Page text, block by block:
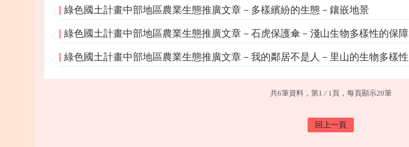
綠色國土計畫中部地區農業生態推廣文章－多樣繽紛的生態－鑲嵌地景
綠色國土計畫中部地區農業生態推廣文章－石虎保護傘－淺山生物多樣性的保障
綠色國土計畫中部地區農業生態推廣文章－我的鄰居不是人－里山的生物多樣性
共6筆資料，第1 / 1頁，每頁顯示20筆
回上一頁